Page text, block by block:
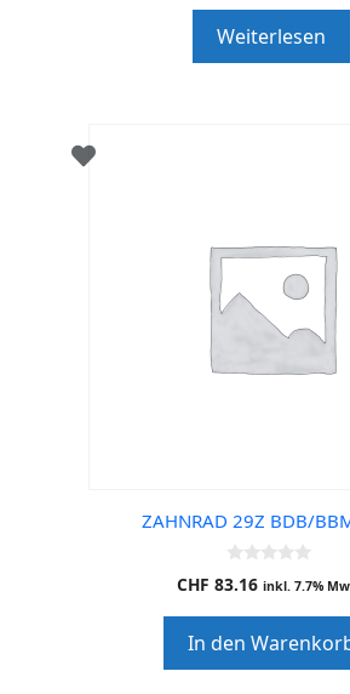
o
f
5
Weiterlesen
ZAHNRAD 29Z BDB/
0
o
o
f
5
CHF 83.16 inkl. 7.7%
In den